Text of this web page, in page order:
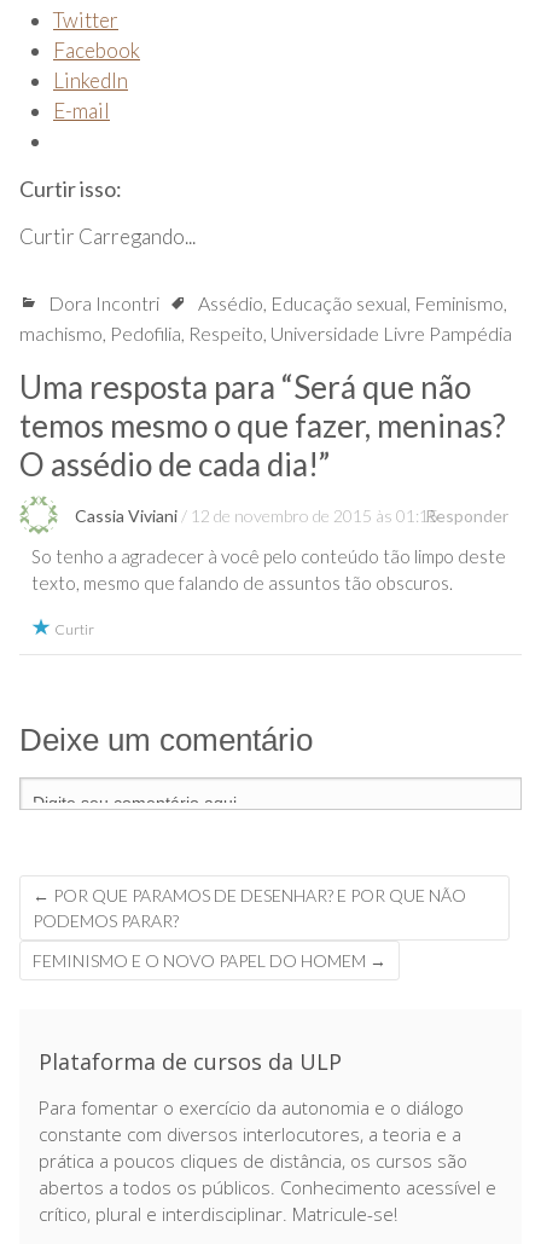
Twitter
Facebook
LinkedIn
E-mail
Curtir isso:
Curtir Carregando...
Dora Incontri Assédio, Educação sexual, Feminismo,
machismo, Pedofilia, Respeito, Universidade Livre Pampédia
Uma resposta para “Será que não
temos mesmo o que fazer, meninas?
O assédio de cada dia!”
Cassia Viviani 12 de novembro de 2015 às 01:15
So tenho a agradecer à você pelo conteúdo tão limpo deste
texto, mesmo que falando de assuntos tão obscuros.
Curtir
Responder
Deixe um comentário
Navegação
de
posts
← POR QUE PARAMOS DE DESENHAR? E POR QUE NÃO
PODEMOS PARAR?
FEMINISMO E O NOVO PAPEL DO HOMEM →
Plataforma de cursos da ULP
Para fomentar o exercício da autonomia e o diálogo
constante com diversos interlocutores, a teoria e a
prática a poucos cliques de distância, os cursos são
abertos a todos os públicos. Conhecimento acessível e
crítico, plural e interdisciplinar. Matricule-se!